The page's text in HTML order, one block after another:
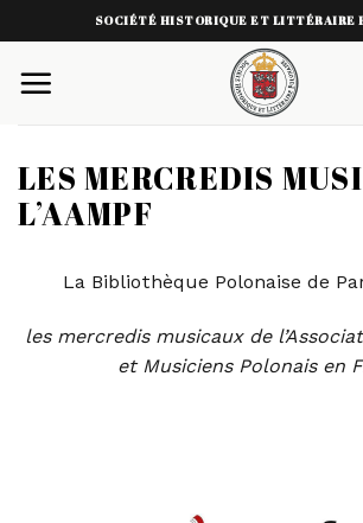
to
content
SOCIÉTÉ HISTORIQUE ET LITTÉRAIRE
LES MERCREDIS
L’AAMPF
La Bibliothèque Polonaise de
les mercredis musicaux de
et Musiciens Polonais en